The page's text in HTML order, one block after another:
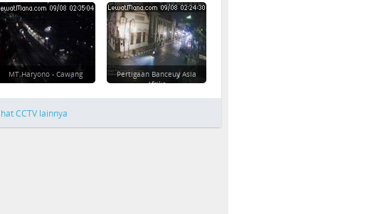
MT Haryono - Cawang
Pertigaan Banceuy Asia
Afrika
CCTV lainnya